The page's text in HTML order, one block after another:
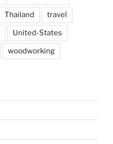
Thailand travel
United-States
woodworking